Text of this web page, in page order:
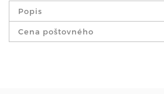
Popis
Cena poštovného